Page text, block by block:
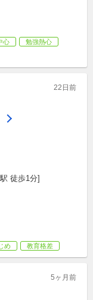
心
勉強熱心
22日前
徒歩1分]
め 教育格差
5ヶ月前